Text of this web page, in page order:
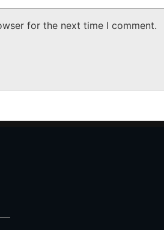
for the next time I comment.